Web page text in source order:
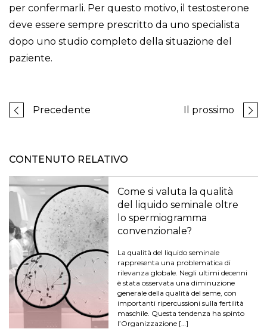
per confermarli. Per questo motivo, il testosterone
deve essere sempre prescritto da uno specialista
dopo uno studio completo della situazione del
paziente.
Precedente Il prossimo
CONTENUTO RELATIVO
Come si valuta la qualità
del liquido seminale oltre
lo spermiogramma
convenzionale?
La qualità del liquido seminale
rappresenta una problematica di
rilevanza globale. Negli ultimi decenni
è stata osservata una diminuzione
generale della qualità del seme, con
importanti ripercussioni sulla fertilità
maschile. Questa tendenza ha spinto
l’Organizzazione […]